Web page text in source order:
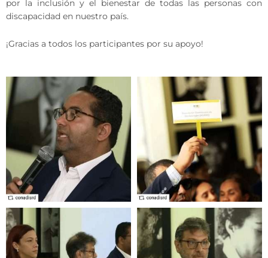
por la inclusión y el bienestar de todas las personas con
discapacidad en nuestro país.
¡Gracias a todos los participantes por su apoyo!